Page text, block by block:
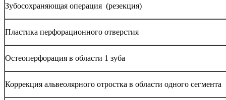
Зубосохраняющая операция (резекция)
Пластика перфорационного отверстия
Остеоперфорация в области 1 зуба
Коррекция альвеолярного отростка в области одного сегмента